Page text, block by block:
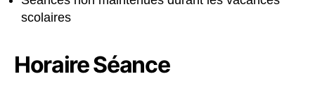
scolaires
Horaire Séance